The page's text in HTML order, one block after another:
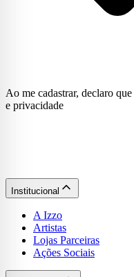
Ao me cadastrar, declaro
e privacidade
Institucional
A Izzo
Artistas
Lojas Parceiras
Ações Sociais